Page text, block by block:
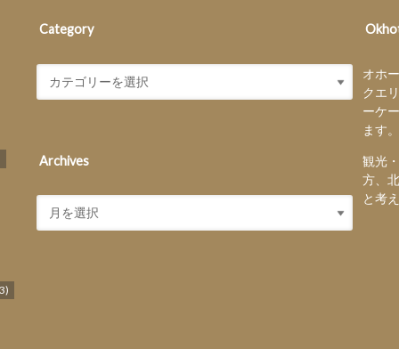
Category
Archives
オホ
クエ
ーケ
ます
観光
方、
と考